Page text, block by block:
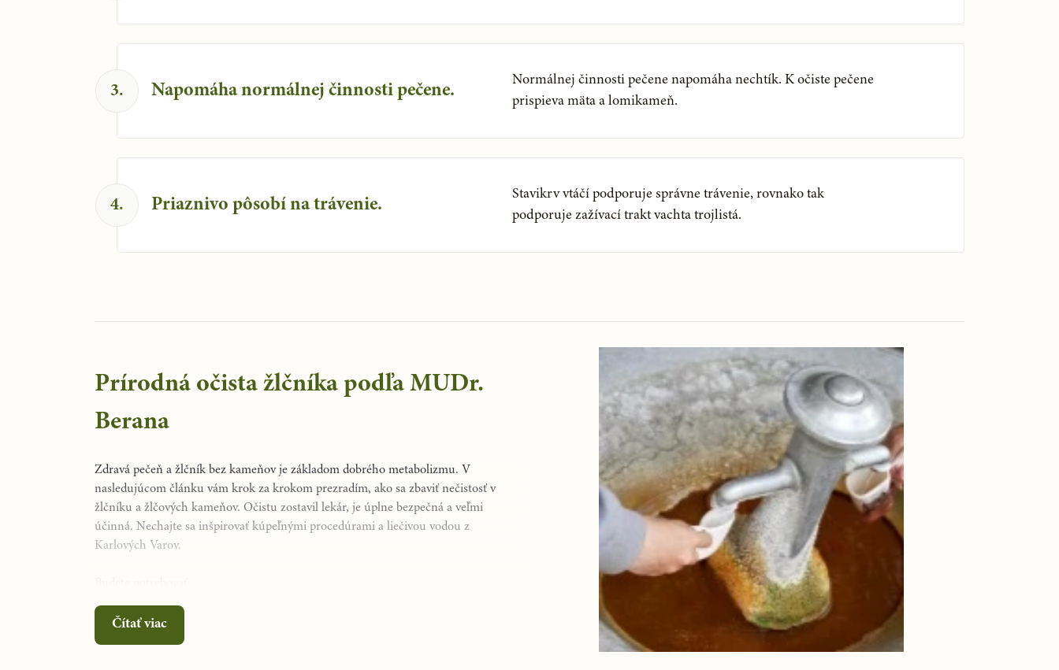
3. Napomáha normálnej činnosti pečene.
Normálnej činnosti pečene napomáha nechtík. K očiste pečene
prispieva mäta a lomikameň.
4. Priaznivo pôsobí na trávenie.
Stavikrv vtáčí podporuje správne trávenie, rovnako tak
podporuje zažívací trakt vachta trojlistá.
Prírodná očista žlčníka podľa MUDr.
Berana
Zdravá pečeň a žlčník bez kameňov je základom dobrého metabolizmu. V
nasledujúcom článku vám krok za krokom prezradím, ako sa zbaviť nečistosť v
žlčníku a žlčových kameňov. Očistu zostavil lekár, je úplne bezpečná a veľmi
účinná. Nechajte sa inšpirovať kúpeľnými procedúrami a liečivou vodou z
Karlových Varov.
250 g kvetu harmančeka (obklad)
500 g ľanového semienka (obklad)
Čítať viac